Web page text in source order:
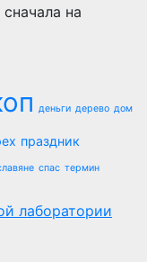
на
деньги дерево дом
праздник
спас термин
лаборатории